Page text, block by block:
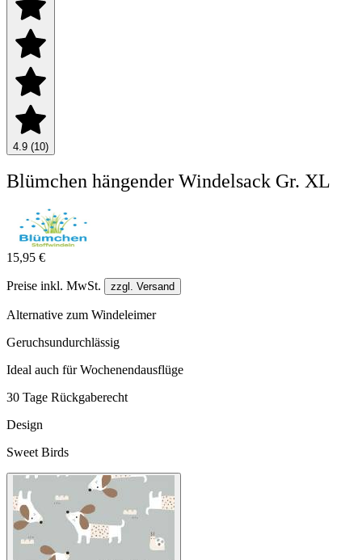
4.9 (10)
Blümchen hängender Windelsack Gr. XL
15,95 €
Preise inkl. MwSt. zzgl. Versand
Alternative zum Windeleimer
Geruchsundurchlässig
Ideal auch für Wochenendausflüge
30 Tage Rückgaberecht
Design
Sweet Birds